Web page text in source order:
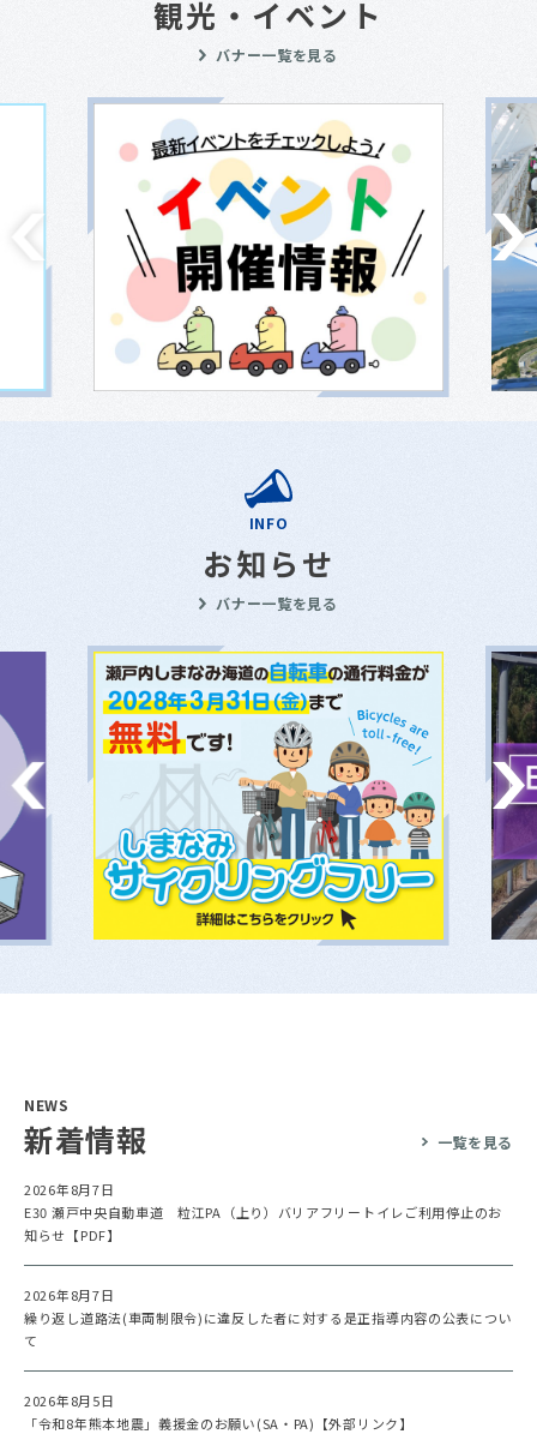
観光・イベント
バナー一覧を見る
INFO
お知らせ
バナー一覧を見る
NEWS
新着情報 一覧を見る
2026年8月7日
E30 瀬戸中央自動車道 粒江PA（上り）バリアフリートイレご利用停止のお
知らせ【PDF】
2026年8月7日
繰り返し道路法(車両制限令)に違反した者に対する是正指導内容の公表につい
て
2026年8月5日
「令和8年熊本地震」義援金のお願い(SA・PA)【外部リンク】